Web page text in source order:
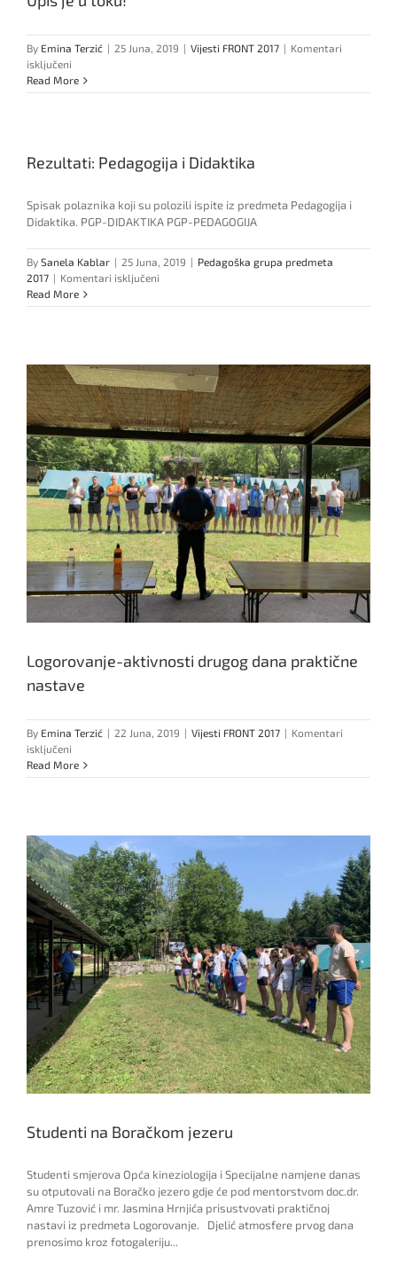
By Emina Terzić | 25 Juna, 2019 | Vijesti FRONT 2017 | Komentari
isključeni
Upis
je
Read More
Rezultati: Pedagogija i Didaktika
Spisak polaznika koji su polozili ispite iz predmeta Pedagogija i
Didaktika. PGP-DIDAKTIKA PGP-PEDAGOGIJA
By Sanela Kablar | 25 Juna, 2019 | Pedagoška grupa predmeta
2017 | Komentari isključeni
Pedagogija
Read More
Logorovanje-aktivnosti drugog dana praktične
nastave
By Emina Terzić | 22 Juna, 2019 | Vijesti FRONT 2017 | Komentari
isključeni
Logorovanje-
aktivnosti
nastave
Read More
Studenti na Boračkom jezeru
Studenti smjerova Opća kineziologija i Specijalne namjene danas
su otputovali na Boračko jezero gdje će pod mentorstvom doc.dr.
Amre Tuzović i mr. Jasmina Hrnjića prisustvovati praktičnoj
nastavi iz predmeta Logorovanje. Djelić atmosfere prvog dana
prenosimo kroz fotogaleriju...